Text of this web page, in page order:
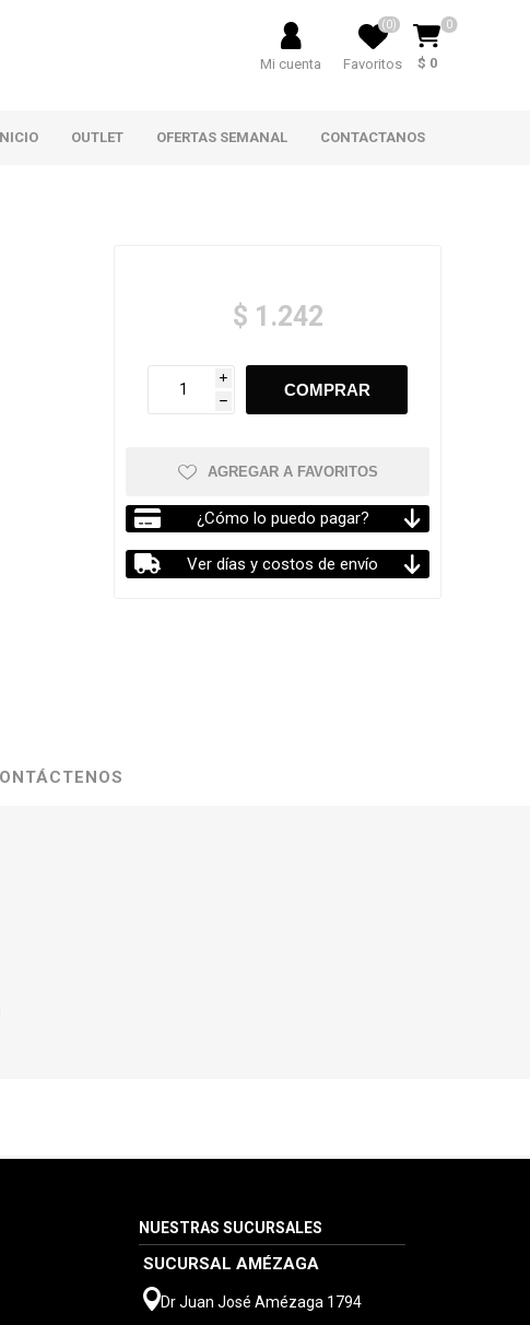
Mi cuenta Favoritos
(0) 0
$ 0
OUTLET OFERTAS SEMANAL CONTACTANOS
$ 1.242
i
h
AGREGAR A FAVORITOS
¿Cómo lo puedo pagar?
Ver días y costos de envío
NUESTRAS SUCURSALES
SUCURSAL AMÉZAGA
Dr Juan José Amézaga 1794